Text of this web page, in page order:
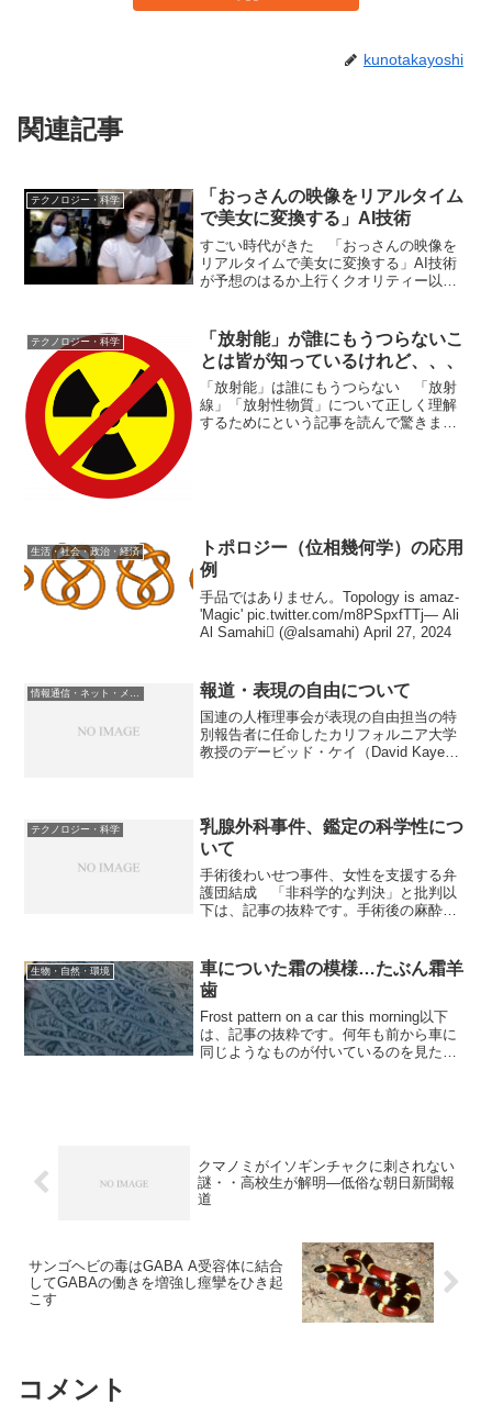
kunotakayoshi
関連記事
テクノロジー・科学
「おっさんの映像をリアルタイム
で美女に変換する」AI技術
すごい時代がきた 「おっさんの映像を
リアルタイムで美女に変換する」AI技術
が予想のはるか上行くクオリティー以下
が、「す、すごすぎる！」「ライブでし
たらだまされるレベル...
テクノロジー・科学
「放射能」が誰にもうつらないこ
とは皆が知っているけれど、、、
「放射能」は誰にもうつらない 「放射
線」「放射性物質」について正しく理解
するためにという記事を読んで驚きまし
生活・社会・政治・経済
トポロジー（位相幾何学）の応用
例
手品ではありません。Topology is amaz-
'Magic' pic.twitter.com/m8PSpxfTTj— Ali
Al Samahi (@alsamahi) April 27, 2024
報道・表現の自由について
国連の人権理事会が表現の自由担当の特
別報告者に任命したカリフォルニア大学
教授のデービッド・ケイ（David Kaye）
氏は「日本...
テクノロジー・科学
乳腺外科事件、鑑定の科学性につ
いて
手術後わいせつ事件、女性を支援する弁
護団結成 「非科学的な判決」と批判以
下は、記事の抜粋です。手術後の麻酔が
た男性医師に2月20日、無罪が言い渡され
た。これを受け、被害...
生物・自然・環境
車についた霜の模様…たぶん霜羊
歯
Frost pattern on a car this morning以下
は、記事の抜粋です。何年も前から車に
同じようなものが付いているのを見たこ
クマノミがイソギンチャクに刺されない
謎・・高校生が解明―低俗な朝日新聞報
道
サンゴヘビの毒はGABA A受容体に結合
してGABAの働きを増強し痙攣をひき起
こす
コメント